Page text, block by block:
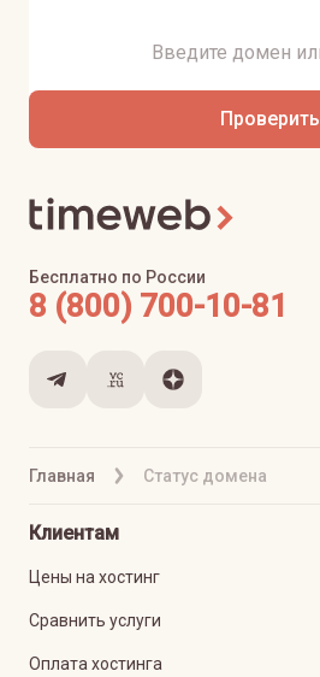
Проверить
Главная Статус домена
Бесплатно по России
8 (800) 700-10-81
Клиентам
Цены на хостинг
Сравнить услуги
Оплата хостинга